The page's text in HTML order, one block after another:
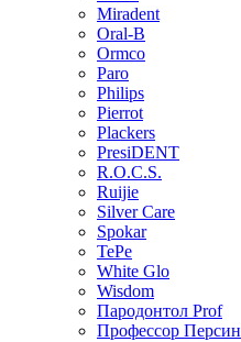
Miradent
Oral-B
Ormco
Paro
Philips
Pierrot
Plackers
PresiDENT
R.O.C.S.
Ruijie
Silver Care
Spokar
TePe
White Glo
Wisdom
Пародонтол Prof
Профессор Персин